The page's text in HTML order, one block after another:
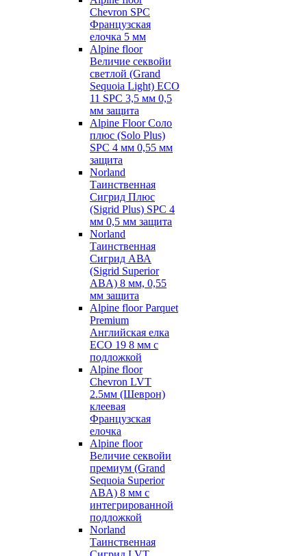
Chevron SPC
Французская
елочка 5 мм
Alpine floor
Величие секвойи
светлой (Grand
Sequoia Light) ECO
11 SPC 3,5 мм 0,5
мм защита
Alpine Floor Соло
плюс (Solo Plus)
SPC 4 мм 0,55 мм
защита
Norland
Таинственная
Сигрид Плюс
(Sigrid Plus) SPC 4
мм 0,5 мм защита
Norland
Таинственная
Сигрид АВА
(Sigrid Superior
ABA) 8 мм, 0,55
мм защита
Alpine floor Parquet
Premium
Английская елка
ECO 19 8 мм с
подложкой
Alpine floor
Chevron LVT
2.5мм (Шеврон)
клеевая
Французская
елочка
Alpine floor
Величие секвойи
премиум (Grand
Sequoia Superior
ABA) 8 мм с
интегрированной
подложкой
Norland
Таинственная